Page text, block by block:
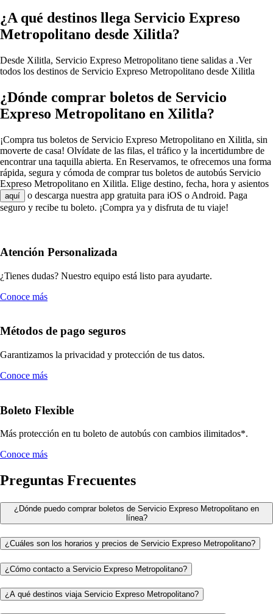
¿A qué destinos llega Servicio Expreso
Metropolitano desde Xilitla?
Desde Xilitla, Servicio Expreso Metropolitano tiene salidas a .Ver
todos los destinos de Servicio Expreso Metropolitano desde Xilitla
¿Dónde comprar boletos de Servicio
Expreso Metropolitano en Xilitla?
¡Compra tus boletos de Servicio Expreso Metropolitano en Xilitla, sin
moverte de casa! Olvídate de las filas, el tráfico y la incertidumbre de
encontrar una taquilla abierta. En Reservamos, te ofrecemos una forma
rápida, segura y cómoda de comprar tus boletos de autobús Servicio
Expreso Metropolitano en Xilitla. Elige destino, fecha, hora y asientos
aquí
o descarga nuestra app gratuita para iOS o Android. Paga
seguro y recibe tu boleto. ¡Compra ya y disfruta de tu viaje!
Atención Personalizada
¿Tienes dudas? Nuestro equipo está listo para ayudarte.
Conoce más
Métodos de pago seguros
Garantizamos la privacidad y protección de tus datos.
Conoce más
Boleto Flexible
Más protección en tu boleto de autobús con cambios ilimitados*.
Conoce más
Preguntas Frecuentes
¿Dónde puedo comprar boletos de Servicio Expreso Metropolitano en
línea?
¿Cuáles son los horarios y precios de Servicio Expreso Metropolitano?
¿Cómo contacto a Servicio Expreso Metropolitano?
¿A qué destinos viaja Servicio Expreso Metropolitano?